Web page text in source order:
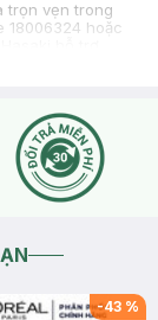
trọn vẹn trong
18006324 hoặc
-43 %